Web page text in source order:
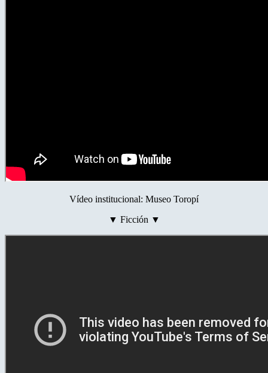
Vídeo institucional: Museo Toropí
▼ Ficción ▼